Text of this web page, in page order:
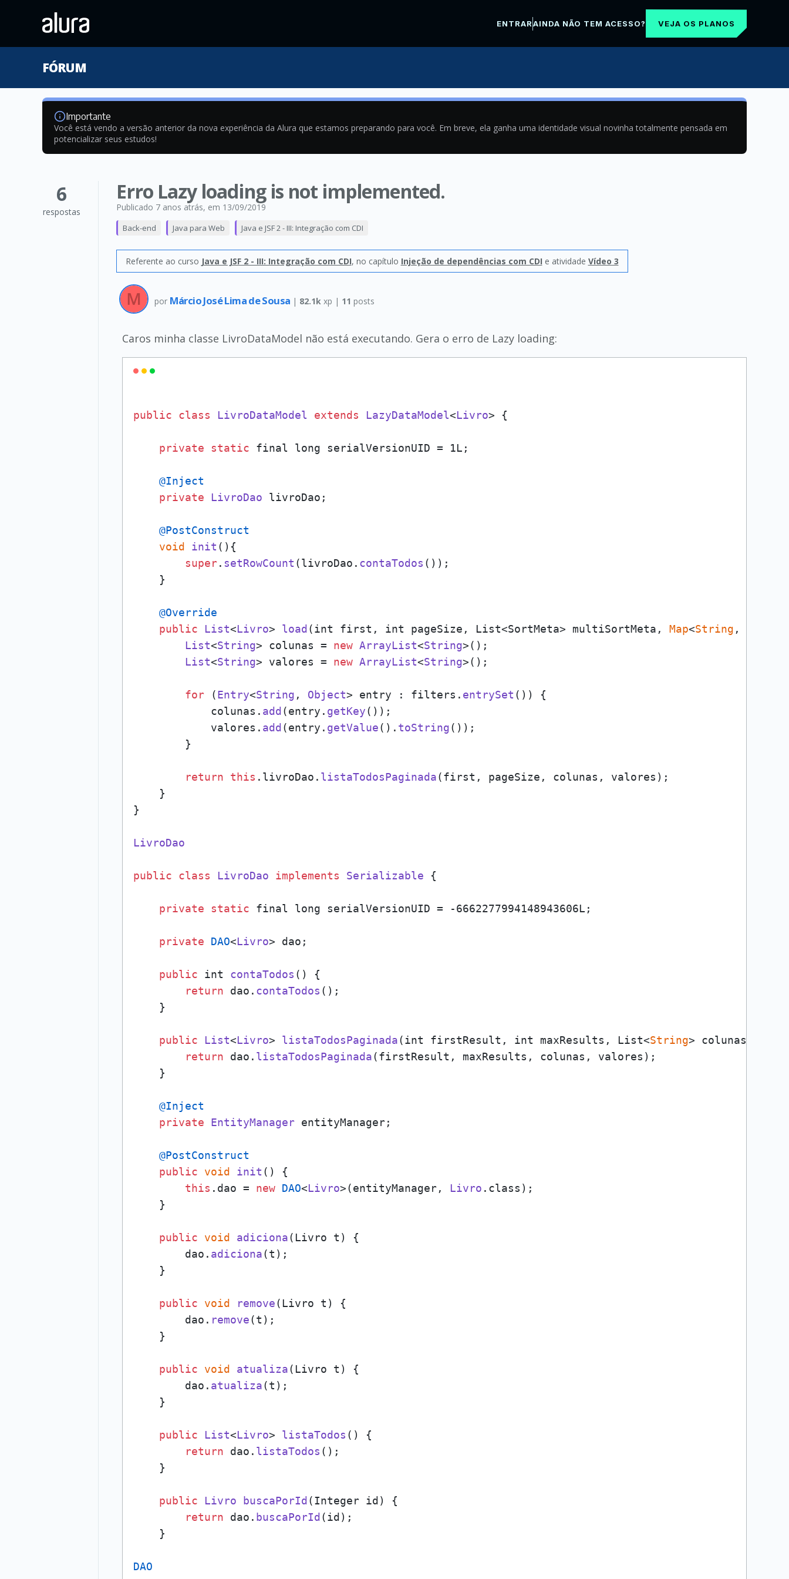
ENTRARAINDA NÃO TEM ACESSO? VEJA OS PLANOS
FÓRUM
Importante
Você está vendo a versão anterior da nova experiência da Alura que estamos preparando para você. Em breve, ela ganha uma identidade visual novinha totalmente pensada em
potencializar seus estudos!
6
respostas
Erro Lazy loading is not implemented.
Publicado 7 anos atrás, em 13/09/2019
Back-end Java para Web Java e JSF 2 - III: Integração com CDI
Referente ao curso Java e JSF 2 - III: Integração com CDI, no capítulo Injeção de dependências com CDI e atividade Vídeo 3
por Márcio José Lima de Sousa | 82.1k xp | 11 posts
Caros minha classe LivroDataModel não está executando. Gera o erro de Lazy loading:
public class LivroDataModel extends LazyDataModel<Livro> {
private static final long serialVersionUID = 1L;
@Inject
private
LivroDao livroDao;
@PostConstruct
void
init ( ){
super. setRowCount (livroDao. contaTodos ());
    }
@Override
public
List<Livro> load (int first, int pageSize, List<SortMeta> multiSortMeta, Map<String ,
List<String> colunas = new ArrayList<String>();
List<String> valores = new ArrayList<String>();
for (Entry<String , Object> entry : filters. entrySet ()) {
            colunas.
add (entry. getKey());
            valores.
add (entry. getValue(). toString());
        }
return this . livroDao . listaTodosPaginada(first, pageSize, colunas, valores);
    }
}
LivroDao
public class LivroDao implements Serializable {
private static final long serialVersionUID = -6662277994148943606L;
private DAO<Livro> dao;
public int contaTodos ( ) {
return dao. contaTodos ();
    }
public List<Livro> listaTodosPaginada(int firstResult, int maxResults, List<String> colunas,
return dao. listaTodosPaginada(firstResult, maxResults, colunas, valores);
    }
@Inject
private
EntityManager entityManager;
@PostConstruct
public
void init ( ) {
this . dao = new DAO<Livro>(entityManager, Livro . class );
    }
public void adiciona(Livro t ) {
        dao.
adiciona(t);
    }
public void remove(Livro t ) {
        dao.
remove(t);
    }
public void atualiza(Livro t ) {
        dao.
atualiza(t);
    }
public List<Livro> listaTodos ( ) {
return dao. listaTodos ();
    }
public Livro buscaPorId (Integer id ) {
return dao. buscaPorId (id);
    }
DAO